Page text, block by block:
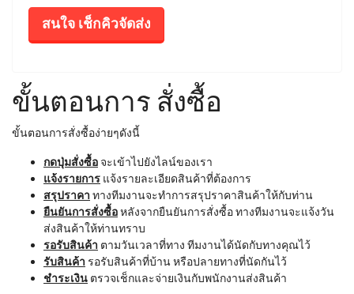
สนใจ เช็กคิวจัดส่ง
ขั้นตอนการ สั่งซื้อ
ขั้นตอนการสั่งซื้อง่ายๆดังนี้
กดปุ่มสั่งซื้อ จะเข้าไปยังไลน์ของเรา
แจ้งรายการ แจ้งรายละเอียดสินค้าที่ต้องการ
สรุปราคา ทางทีมงานจะทำการสรุปราคาสินค้าให้กับท่าน
ยืนยันการสั่งซื้อหลังจากยืนยันการสั่งซื้อ ทางทีมงานจะแจ้งวัน
ส่งสินค้าให้ท่านทราบ
รอรับสินค้า ตามวันเวลาที่ทาง ทีมงานได้นัดกับทางคุณไว้
รับสินค้า รอรับสินค้าที่บ้าน หรือปลายทางที่นัดกันไว้
ชำระเงิน ตรวจเช็กและจ่ายเงินกับพนักงานส่งสินค้า